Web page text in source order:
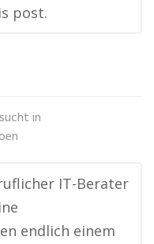
post.
sucht in
IT-Berater
endlich einem